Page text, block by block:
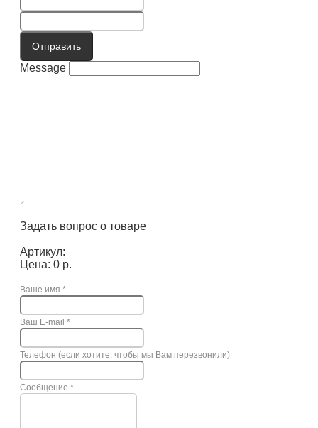
Отправить
Message
×
Задать вопрос о товаре
Артикул:
Цена: 0 р.
Ваше имя *
Ваш E-mail *
Телефон (если хотите, чтобы мы Вам перезвонили)
Сообщение *